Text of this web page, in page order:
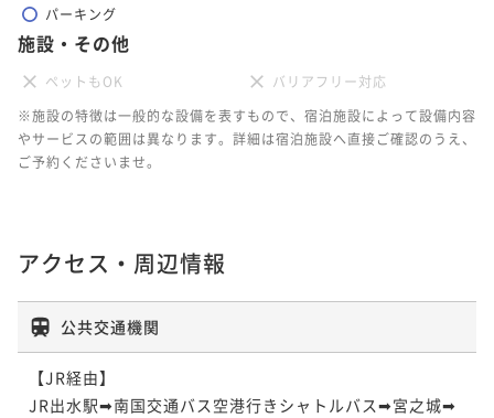
パーキング
施設・その他
ペットもOK
バリアフリー対応
※施設の特徴は一般的な設備を表すもので、宿泊施設によって設備内容
やサービスの範囲は異なります。詳細は宿泊施設へ直接ご確認のうえ、
ご予約くださいませ。
アクセス・周辺情報
公共交通機関
【JR経由】
JR出水駅➡南国交通バス空港行きシャトルバス➡宮之城➡